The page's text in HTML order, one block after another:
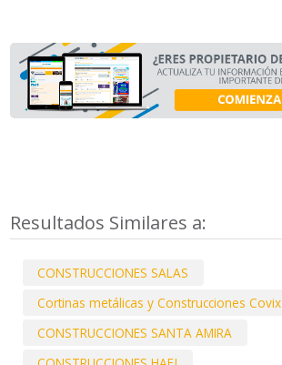
Resultados Similares a:
CONSTRUCCIONES SALAS
Cortinas metálicas y Construcciones Covix
CONSTRUCCIONES SANTA AMIRA